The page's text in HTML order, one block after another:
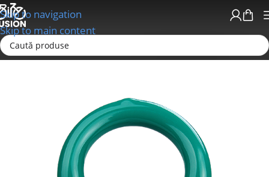
Skip to navigation
Skip to main content
Prima pagină